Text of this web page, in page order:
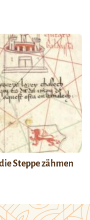
Steppe zähmen